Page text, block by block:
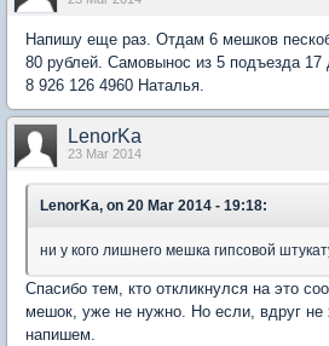
Напишу еще раз. Отдам 6 мешков
80 рублей. Самовынос из 5 подъезда 17
8 926 126 4960 Наталья.
LenorKa
23 Mar 2014
LenorKa, on 20 Mar 2014 - 19:18:
ни у кого лишнего мешка гипсовой
Спасибо тем, кто откликнулся на это
мешок, уже не нужно. Но если, вдруг не
напишем.